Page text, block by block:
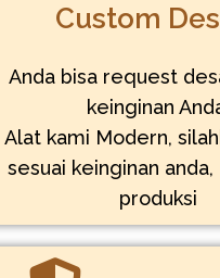
Custom
Anda bisa request
keinginan
Alat kami Modern,
sesuai keinginan anda,
produksi